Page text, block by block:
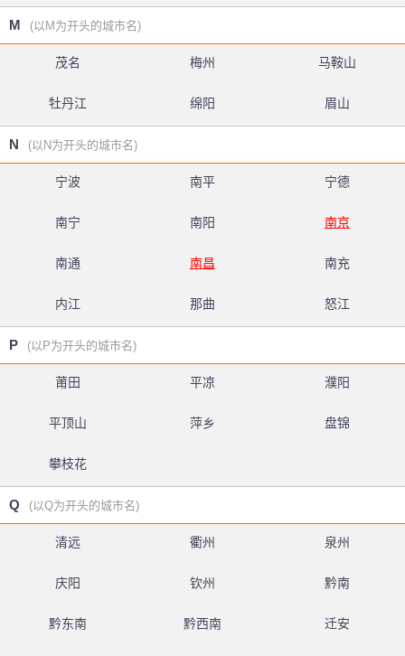
M (以M为开头的城市名)
茂名 梅州 马鞍山
牡丹江 绵阳 眉山
N (以N为开头的城市名)
宁波 南平 宁德
南宁 南阳 南京
南通 南昌 南充
内江 那曲 怒江
P (以P为开头的城市名)
莆田 平凉 濮阳
平顶山 萍乡 盘锦
攀枝花
Q (以Q为开头的城市名)
清远 衢州 泉州
庆阳 钦州 黔南
黔东南 黔西南 迁安